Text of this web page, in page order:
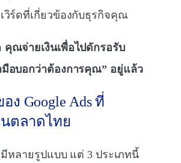
วิร์ดที่เกี่ยวข้องกับธุรกิจคุณ
คุณจ่ายเงินเพื่อไปดักรอรับ
อบอกว่าต้องการคุณ” อยู่แล้ว
ง Google Ads ที่
นตลาดไทย
มีหลายรูปแบบ แต่ 3 ประเภทนี้